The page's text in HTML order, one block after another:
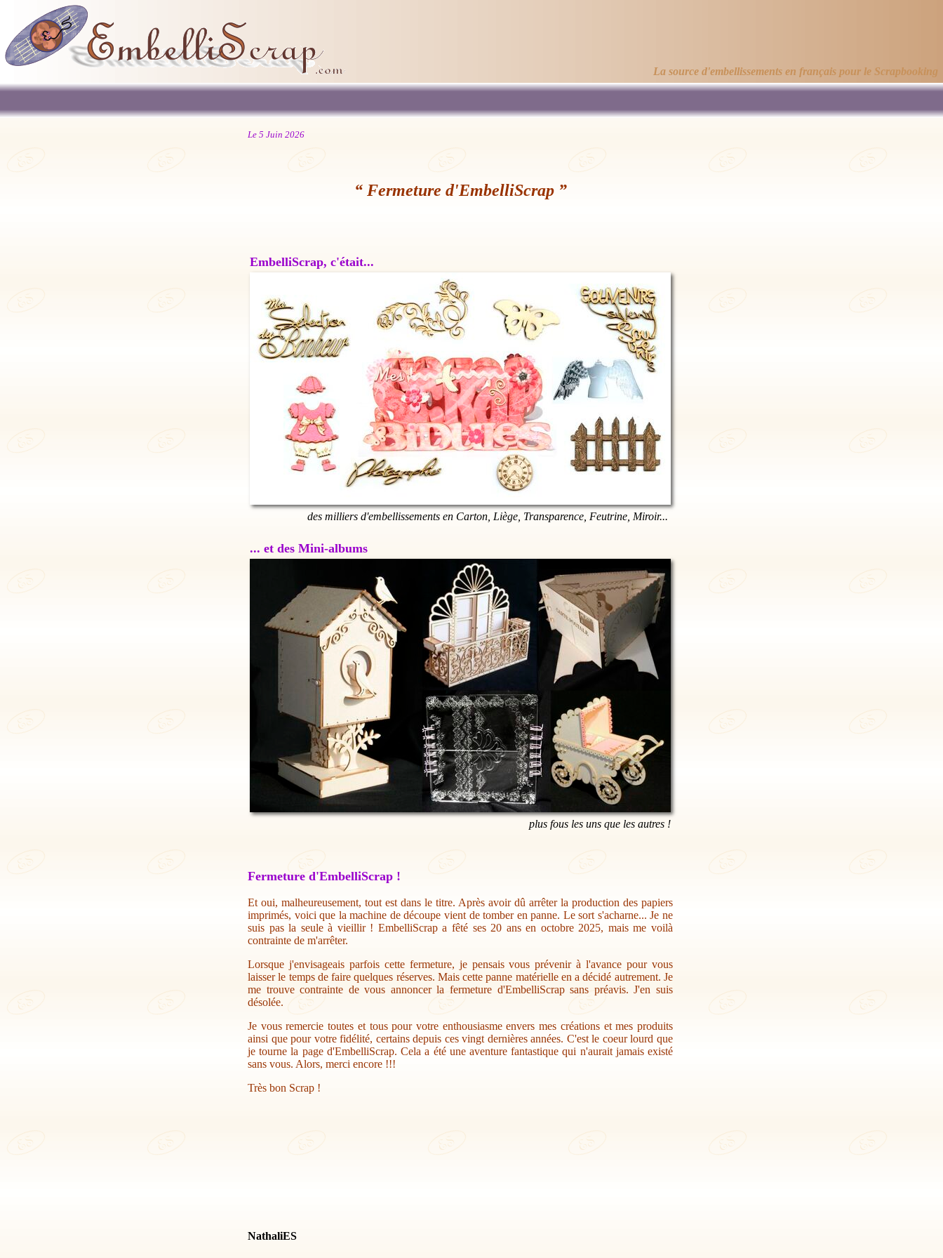
La source d'embellissements en français pour le Scrapbooking
Le 5 Juin 2026
“ Fermeture d'EmbelliScrap ”
EmbelliScrap, c'était...
des milliers d'embellissements en Carton, Liège, Transparence, Feutrine, Miroir...
... et des Mini-albums
plus fous les uns que les autres !
Fermeture d'EmbelliScrap !
Et oui, malheureusement, tout est dans le titre. Après avoir dû arrêter la production des papiers
imprimés, voici que la machine de découpe vient de tomber en panne. Le sort s'acharne... Je ne
suis pas la seule à vieillir ! EmbelliScrap a fêté ses 20 ans en octobre 2025, mais me voilà
contrainte de m'arrêter.
Lorsque j'envisageais parfois cette fermeture, je pensais vous prévenir à l'avance pour vous
laisser le temps de faire quelques réserves. Mais cette panne matérielle en a décidé autrement. Je
me trouve contrainte de vous annoncer la fermeture d'EmbelliScrap sans préavis. J'en suis
désolée.
Je vous remercie toutes et tous pour votre enthousiasme envers mes créations et mes produits
ainsi que pour votre fidélité, certains depuis ces vingt dernières années. C'est le coeur lourd que
je tourne la page d'EmbelliScrap. Cela a été une aventure fantastique qui n'aurait jamais existé
sans vous. Alors, merci encore !!!
Très bon Scrap !
NathaliES